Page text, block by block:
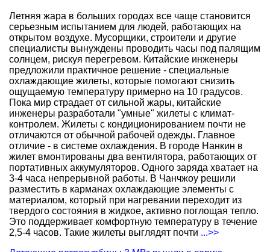
Летняя жара в больших городах все чаще становится
серьезным испытанием для людей, работающих на
открытом воздухе. Мусорщики, строители и другие
специалисты вынуждены проводить часы под палящим
солнцем, рискуя перегревом. Китайские инженеры
предложили практичное решение - специальные
охлаждающие жилеты, которые помогают снизить
ощущаемую температуру примерно на 10 градусов.
Пока мир страдает от сильной жары, китайские
инженеры разработали "умные" жилеты с климат-
контролем. Жилеты с кондиционированием почти не
отличаются от обычной рабочей одежды. Главное
отличие - в системе охлаждения. В городе Нанкин в
жилет вмонтированы два вентилятора, работающих от
портативных аккумуляторов. Одного заряда хватает на
3-4 часа непрерывной работы. В Чанчжоу решили
разместить в карманах охлаждающие элементы с
материалом, который при нагревании переходит из
твердого состояния в жидкое, активно поглощая тепло.
Это поддерживает комфортную температуру в течение
2,5-4 часов. Такие жилеты выглядят почти ...>>